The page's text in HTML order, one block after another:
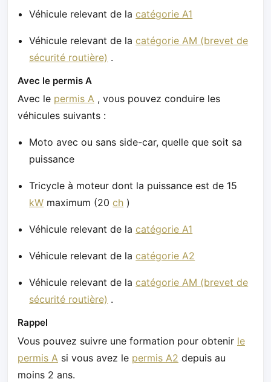
Véhicule relevant de lacatégorie A1
Véhicule relevant de lacatégorie AM (brevet de
sécurité routière) .
Avec le permis A
Avec le permis A , vous pouvez conduire les
véhicules suivants :
Moto avec ou sans side-car, quelle que soit sa
puissance
Tricycle à moteur dont la puissance est de 15
kW maximum (20ch )
Véhicule relevant de lacatégorie A1
Véhicule relevant de lacatégorie A2
Véhicule relevant de lacatégorie AM (brevet de
sécurité routière) .
Rappel
Vous pouvez suivre une formation pour obtenir le
permis A si vous avez le permis A2 depuis au
moins 2 ans.